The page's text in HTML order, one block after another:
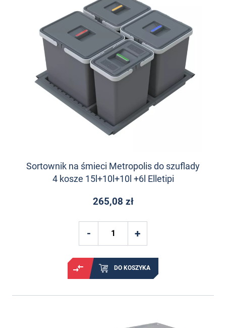
Sortownik na śmieci Metropolis do szuflady
4 kosze 15l+10l+10l +6l Elletipi
265,08 zł
DO KOSZYKA